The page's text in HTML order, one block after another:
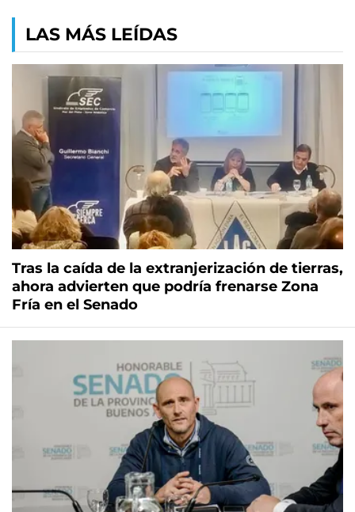
LAS MÁS LEÍDAS
Tras la caída de la extranjerización de tierras,
ahora advierten que podría frenarse Zona
Fría en el Senado